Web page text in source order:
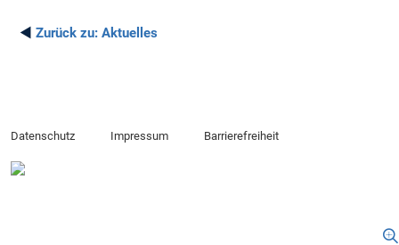
◄ Zurück zu: Aktuelles
Datenschutz Impressum Barrierefreiheit